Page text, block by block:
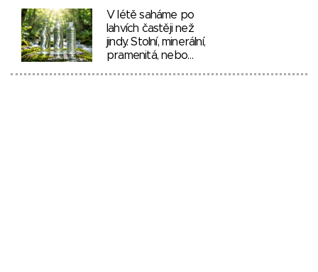
V létě saháme po
lahvích častěji než
jindy. Stolní, minerální,
pramenitá, nebo…